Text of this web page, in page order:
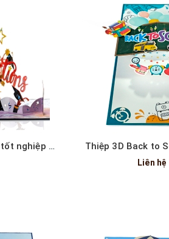
Thiệp chúc mừng 3D lễ tốt nghiệp OC220
Xem
Thiệp 3D Back to
Liên hệ